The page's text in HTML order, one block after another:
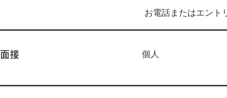
お電話またはエント
面接 個人